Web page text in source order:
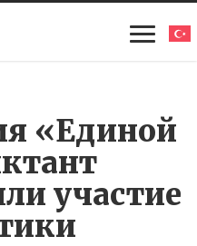
«Единой
участие